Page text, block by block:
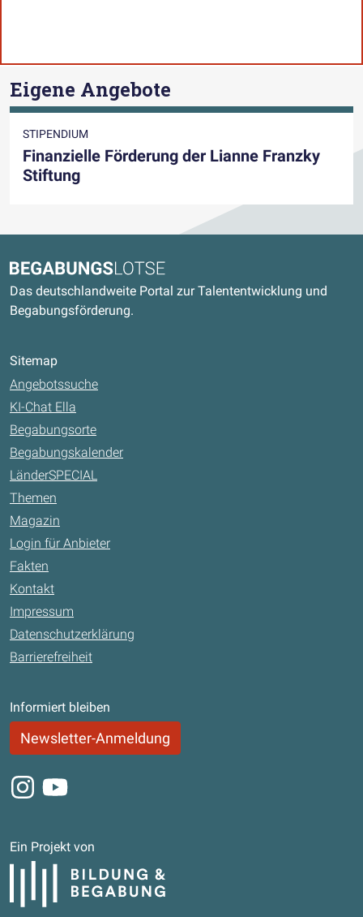
Eigene Angebote
STIPENDIUM
Finanzielle Förderung der Lianne Franzky
Stiftung
Begabungslotse
Das deutschlandweite Portal zur Talententwicklung und
Begabungsförderung.
Sitemap
Angebotssuche
KI-Chat Ella
Begabungsorte
Begabungskalender
LänderSPECIAL
Themen
Magazin
Login für Anbieter
Fakten
Kontakt
Impressum
Datenschutzerklärung
Barrierefreiheit
Informiert bleiben
Newsletter-Anmeldung
Instagram
Youtube
Ein Projekt von
Bildung und Begabung